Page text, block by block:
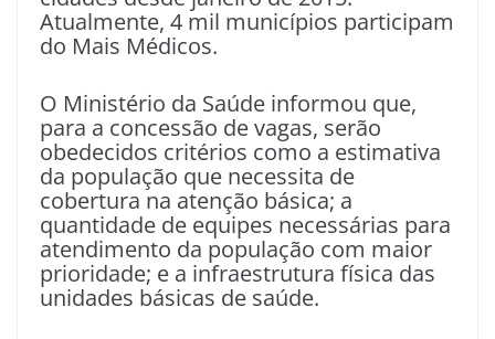
Atualmente, 4 mil municípios participam
do Mais Médicos.
O Ministério da Saúde informou que,
para a concessão de vagas, serão
obedecidos critérios como a estimativa
da população que necessita de
cobertura na atenção básica; a
quantidade de equipes necessárias para
atendimento da população com maior
prioridade; e a infraestrutura física das
unidades básicas de saúde.